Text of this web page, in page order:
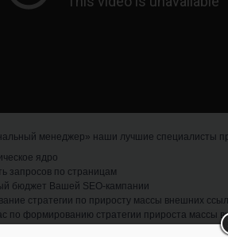
менеджер» наши лучшие специалисты
ядро
запросов по страницам
бюджет Вашей SEO-кампании
стратегии по приросту массы внешних
по формированию стратегии прироста массы